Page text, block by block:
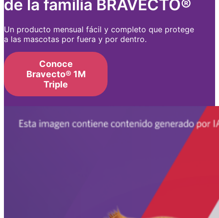
de la familia BRAVECTO®
Un producto mensual fácil y completo que protege
a las mascotas por fuera y por dentro.
Conoce
Bravecto® 1M
Triple